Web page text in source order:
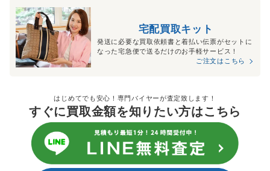
宅配買取キット
発送に必要な買取依頼書と着払い伝票がセットに
なった宅急便で送るだけのお手軽サービス！
ご注文はこちら
はじめてでも安心！専門バイヤーが査定致します！
すぐに買取金額を知りたい方はこちら